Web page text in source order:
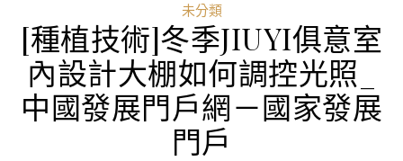
未分類
[種植技術]冬季JIUYI俱意室
內設計大棚如何調控光照_
中國發展門戶網－國家發展
門戶